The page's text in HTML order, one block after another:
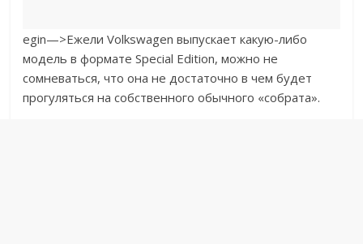
egin—>Ежели Volkswagen выпускает какую-либо
модель в формате Special Edition, можно не
сомневаться, что она не достаточно в чем будет
прогуляться на собственного обычного «собрата».